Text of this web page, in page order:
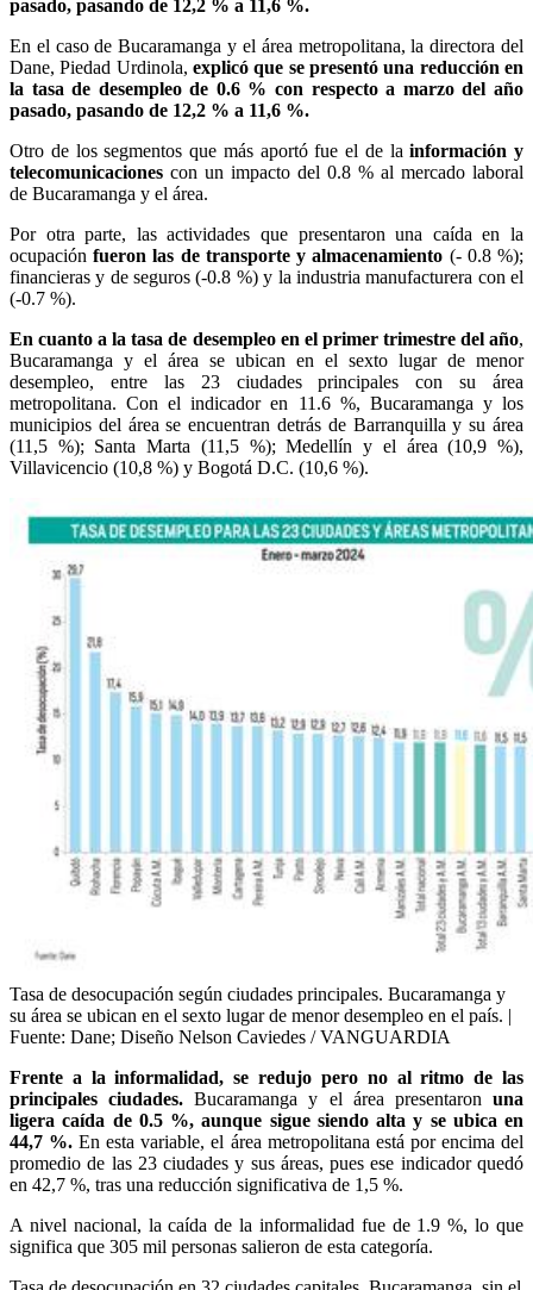
pasado, pasando de 12,2 % a 11,6 %.
En el caso de Bucaramanga y el área metropolitana, la directora del
Dane, Piedad Urdinola, explicó que se presentó una reducción en
la tasa de desempleo de 0.6 % con respecto a marzo del año
pasado, pasando de 12,2 % a 11,6 %.
Otro de los segmentos que más aportó fue el de la información y
telecomunicaciones con un impacto del 0.8 % al mercado laboral
de Bucaramanga y el área.
Por otra parte, las actividades que presentaron una caída en la
ocupaciónfueron las de transporte y almacenamiento (- 0.8 %);
financieras y de seguros (-0.8 %) y la industria manufacturera con el
(-0.7 %).
En cuanto a la tasa de desempleo en el primer trimestre del año,
Bucaramanga y el área se ubican en el sexto lugar de menor
desempleo, entre las 23 ciudades principales con su área
metropolitana. Con el indicador en 11.6 %, Bucaramanga y los
municipios del área se encuentran detrás de Barranquilla y su área
(11,5 %); Santa Marta (11,5 %); Medellín y el área (10,9 %),
Villavicencio (10,8 %) y Bogotá D.C. (10,6 %).
Tasa de desocupación según ciudades principales. Bucaramanga y
su área se ubican en el sexto lugar de menor desempleo en el país. |
Fuente: Dane; Diseño Nelson Caviedes / VANGUARDIA
Frente a la informalidad, se redujo pero no al ritmo de las
principales ciudades. Bucaramanga y el área presentaronuna
ligera caída de 0.5 %, aunque sigue siendo alta y se ubica en
44,7 %.En esta variable, el área metropolitana está por encima del
promedio de las 23 ciudades y sus áreas, pues ese indicador quedó
en 42,7 %, tras una reducción significativa de 1,5 %.
A nivel nacional, la caída de la informalidad fue de 1.9 %, lo que
significa que 305 mil personas salieron de esta categoría.